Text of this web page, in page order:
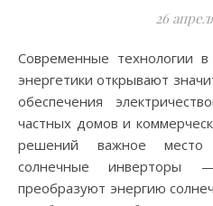
26
Современные технологии в области возобновляемой
энергетики открывают
обеспечения
частных домов и
решений важное место
солнечные инверторы
преобразуют энергию